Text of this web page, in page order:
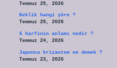
Temmuz 25, 2026
Keklik hangi yöre ?
Temmuz 25, 2026
6 harfinin anlamı nedir ?
Temmuz 24, 2026
Japonca krizantem ne demek ?
Temmuz 23, 2026